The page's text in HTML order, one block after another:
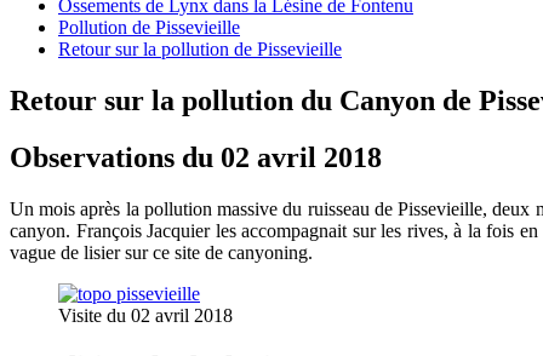
Ossements de Lynx dans la Lésine de Fontenu
Pollution de Pissevieille
Retour sur la pollution de Pissevieille
Retour sur la pollution du Canyon de
Observations du 02 avril 2018
Un mois après la pollution massive du ruisseau de Pissevieille,
canyon. François Jacquier les accompagnait sur les rives, à la fois
vague de lisier sur ce site de canyoning.
Visite du 02 avril 2018